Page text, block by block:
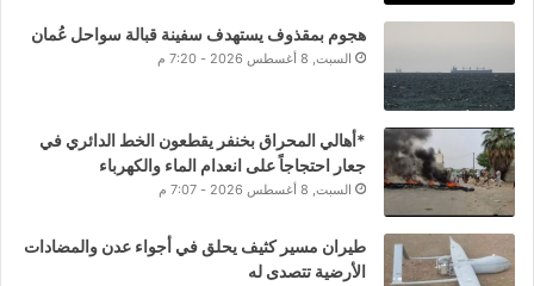
هجوم بمقذوف يستهدف سفينة قبالة سواحل عُمان
السبت, 8 أغسطس 2026 - 7:20 م
*أهالي المحراق بخنفر يقطعون الخط الدائري في
جعار احتجاجاً على انعدام الماء والكهرباء
السبت, 8 أغسطس 2026 - 7:07 م
طيران مسير كثيف يحلق في أجواء عدن والمضادات
الأرضية تتصدى له